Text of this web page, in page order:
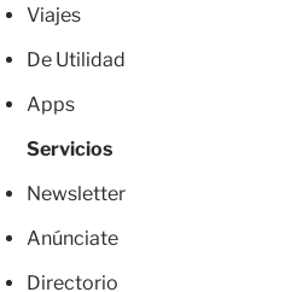
Viajes
De Utilidad
Apps
Servicios
Newsletter
Anúnciate
Directorio